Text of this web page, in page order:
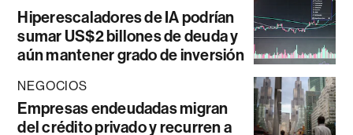
Hiperescaladores de IA podrían
sumar US$2 billones de deuda y
aún mantener grado de inversión
NEGOCIOS
Empresas endeudadas migran
del crédito privado y recurren a